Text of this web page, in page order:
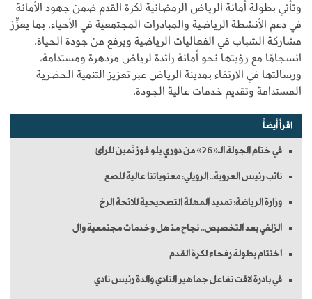
وتأتي بطولة أمانة الرياض الرمضانية لكرة القدم ضمن جهود الأمانة
في دعم الأنشطة الرياضية والمبادرات المجتمعية في الأحياء، بما يعزِّز
مشاركة الشباب في الفعاليات الرياضية ويرفع من جودة الحياة،
انسجامًا مع رؤيتها نحو أمانة رائدة لرياض مزدهرة ومستدامة،
ورسالتها في الارتقاء بمدينة الرياض عبر تعزيز التنمية الحضرية
المستدامة وتقديم خدمات عالية الجودة.
اقرأ أيضاً
في ختام الجولة الـ«26» من دوري يلو فوز ثمين للرائ
نائب رئيس العروبة.. الرويلي: معنوياتنا عالية للصع
وزارة الرياضة: تمديد المهلة التصحيحية للائحة الرخ
الزلفي بعد التخصيص.. نجاح مذهل وخدمات مجتمعية وال
اختتام بطولة رفحاء لكرة القدم
في بادرة لاقت تفاعل جماهير النادي والدة رئيس نادي